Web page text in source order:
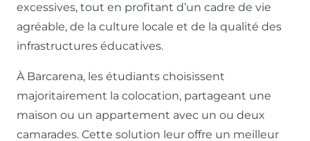
excessives, tout en profitant d’un cadre de vie
agréable, de la culture locale et de la qualité des
infrastructures éducatives.
À Barcarena, les étudiants choisissent
majoritairement la colocation, partageant une
maison ou un appartement avec un ou deux
camarades. Cette solution leur offre un meilleur